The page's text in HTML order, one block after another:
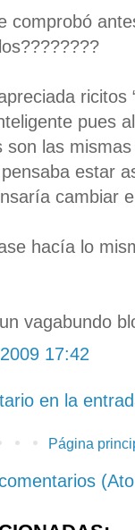
comprobó
ricitos
pues
son las
estar
cambiar
hacía lo
vagabundo
17:42
en la
Página